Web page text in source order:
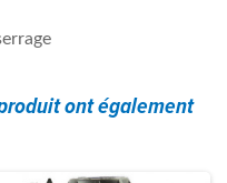
ont également